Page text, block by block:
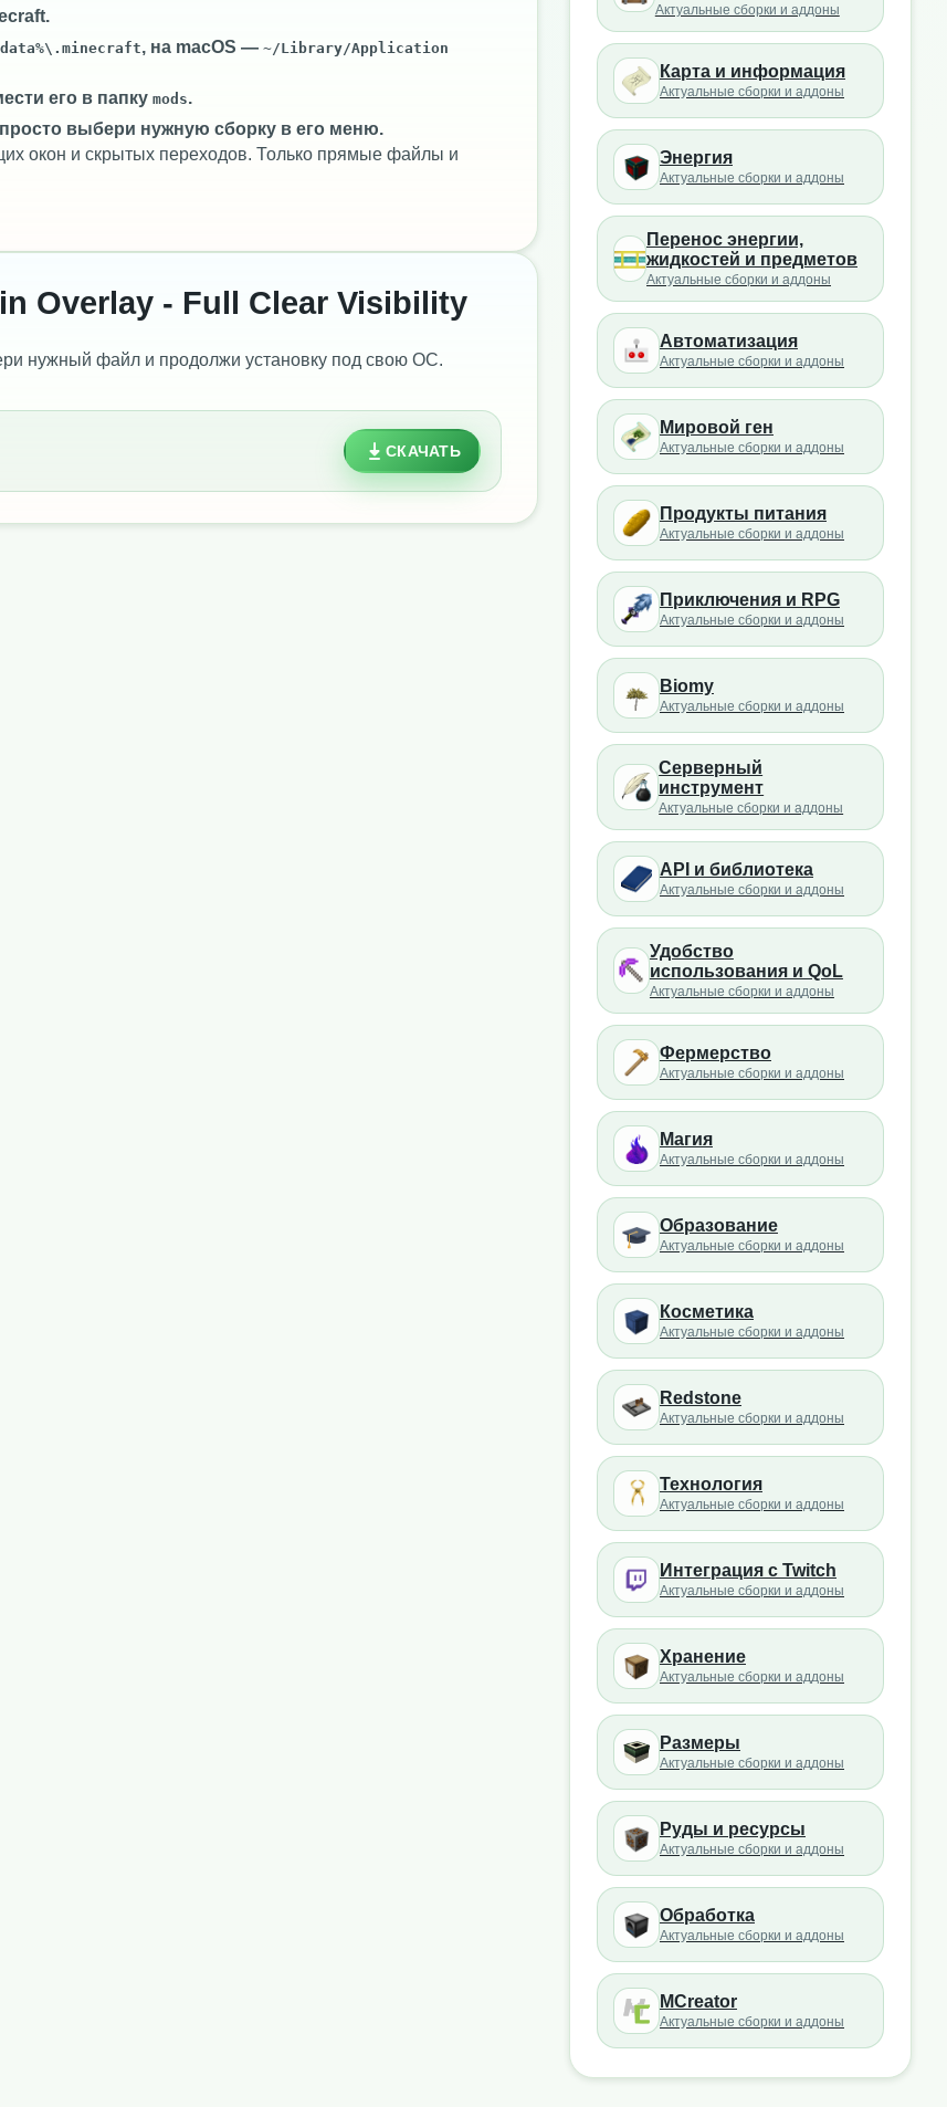
, на macOS — ~/Library/Application
его в папку mods.
выбери нужную сборку в его меню.
окон и скрытых переходов. Только прямые файлы и
Overlay - Full Clear Visibility
нужный файл и продолжи установку под свою ОС.
СКАЧАТЬ
Актуальные сборки и аддоны
Карта и информация
Актуальные сборки и аддоны
Энергия
Актуальные сборки и аддоны
Перенос энергии,
жидкостей и предметов
Актуальные сборки и аддоны
Автоматизация
Актуальные сборки и аддоны
Мировой ген
Актуальные сборки и аддоны
Продукты питания
Актуальные сборки и аддоны
Приключения и RPG
Актуальные сборки и аддоны
Biomy
Актуальные сборки и аддоны
Серверный
инструмент
Актуальные сборки и аддоны
API и библиотека
Актуальные сборки и аддоны
Удобство
использования и QoL
Актуальные сборки и аддоны
Фермерство
Актуальные сборки и аддоны
Магия
Актуальные сборки и аддоны
Образование
Актуальные сборки и аддоны
Косметика
Актуальные сборки и аддоны
Redstone
Актуальные сборки и аддоны
Технология
Актуальные сборки и аддоны
Интеграция с Twitch
Актуальные сборки и аддоны
Хранение
Актуальные сборки и аддоны
Размеры
Актуальные сборки и аддоны
Руды и ресурсы
Актуальные сборки и аддоны
Обработка
Актуальные сборки и аддоны
MCreator
Актуальные сборки и аддоны